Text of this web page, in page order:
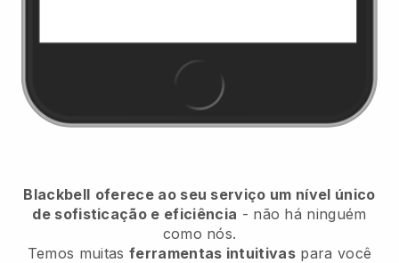
Blackbell oferece ao seu serviço um nível único
de sofisticação e eficiência - não há ninguém
como nós.
Temos muitas ferramentas intuitivas para você